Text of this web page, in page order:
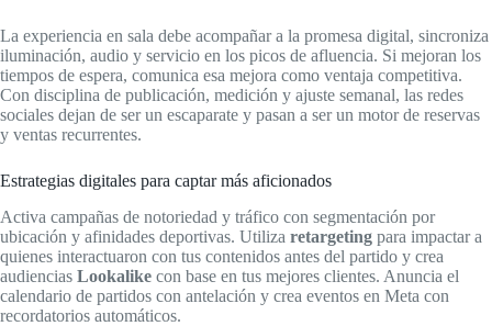
La experiencia en sala debe acompañar a la promesa digital, sincroniza
iluminación, audio y servicio en los picos de afluencia. Si mejoran los
tiempos de espera, comunica esa mejora como ventaja competitiva.
Con disciplina de publicación, medición y ajuste semanal, las redes
sociales dejan de ser un escaparate y pasan a ser un motor de reservas
y ventas recurrentes.
Estrategias digitales para captar más aficionados
Activa campañas de notoriedad y tráfico con segmentación por
ubicación y afinidades deportivas. Utiliza retargeting para impactar a
quienes interactuaron con tus contenidos antes del partido y crea
audiencias Lookalike con base en tus mejores clientes. Anuncia el
calendario de partidos con antelación y crea eventos en Meta con
recordatorios automáticos.